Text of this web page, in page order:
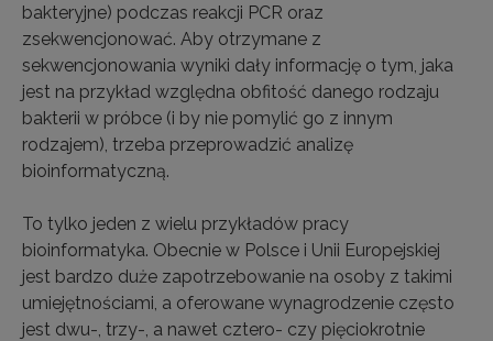
bakteryjne) podczas reakcji PCR oraz
zsekwencjonować. Aby otrzymane z
sekwencjonowania wyniki dały informację o tym, jaka
jest na przykład względna obfitość danego rodzaju
bakterii w próbce (i by nie pomylić go z innym
rodzajem), trzeba przeprowadzić analizę
bioinformatyczną.
To tylko jeden z wielu przykładów pracy
bioinformatyka. Obecnie w Polsce i Unii Europejskiej
jest bardzo duże zapotrzebowanie na osoby z takimi
umiejętnościami, a oferowane wynagrodzenie często
jest dwu-, trzy-, a nawet cztero- czy pięciokrotnie